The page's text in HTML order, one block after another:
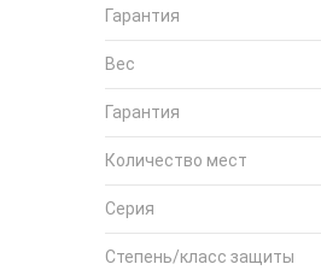
Гарантия
Вес
Гарантия
Количество мест
Серия
Степень/класс защиты